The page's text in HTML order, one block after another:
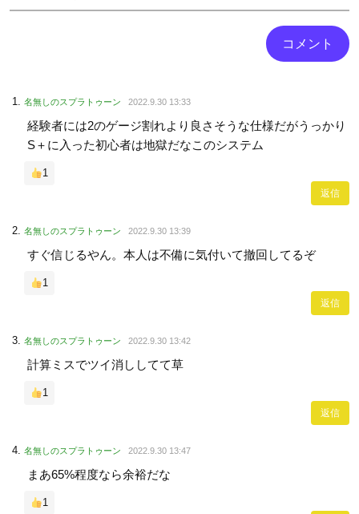
名無しのスプラトゥーン 2022.9.30 13:33
経験者には2のゲージ割れより良さそうな仕様だがうっかり
S＋に入った初心者は地獄だなこのシステム
1
返信
名無しのスプラトゥーン 2022.9.30 13:39
すぐ信じるやん。本人は不備に気付いて撤回してるぞ
1
返信
名無しのスプラトゥーン 2022.9.30 13:42
計算ミスでツイ消ししてて草
1
返信
名無しのスプラトゥーン 2022.9.30 13:47
まあ65%程度なら余裕だな
1